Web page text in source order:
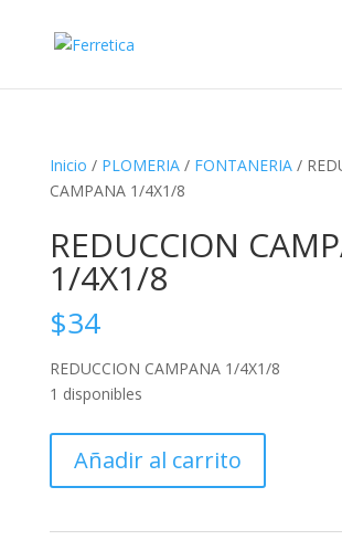
Inicio / PLOMERIA/ FONTANERIA/
CAMPANA 1/4X1/8
REDUCCION
1/4X1/8
$34
REDUCCION CAMPANA 1/4X1/8
1 disponibles
CAMPANA
1/4X1/8
Añadir al carrito